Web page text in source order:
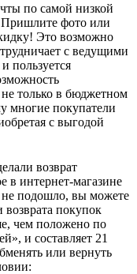
по самой низкой
фото или
Это возможно
с ведущими
пользуется
только в бюджетном
многие покупатели
с выгодой
возврат
в интернет-магазине
подошло, вы можете
возврата покупок
чем положено по
и составляет 21
или вернуть